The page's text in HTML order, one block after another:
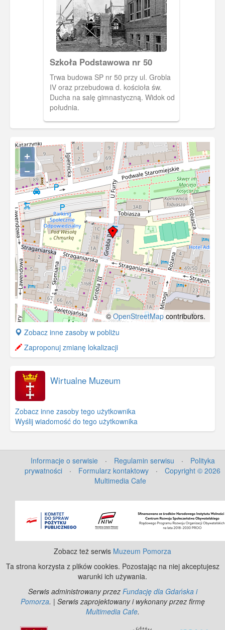
Szkoła Podstawowa nr 50
Trwa budowa SP nr 50 przy ul. Grobla
IV oraz przebudowa d. kościoła św.
Ducha na salę gimnastyczną. Widok od
południa.
+
−
©OpenStreetMap contributors.
+
−
Zobacz inne zasoby w pobliżu
Zaproponuj zmianę lokalizacji
Wirtualne Muzeum
Zobacz inne zasoby tego użytkownika
Wyślij wiadomość do tego użytkownika
Informacje o serwisie · Regulamin serwisu ·
Polityka
prywatności
· Formularz kontaktowy ·
Copyright © 2026
Multimedia Cafe
Zobacz też serwis Muzeum Pomorza
Ta strona korzysta z plików cookies. Pozostając na niej akceptujesz
warunki ich używania.
Serwis administrowany przez Fundację dla Gdańska i
Pomorza. | Serwis zaprojektowany i wykonany przez firmę
Multimedia Cafe.